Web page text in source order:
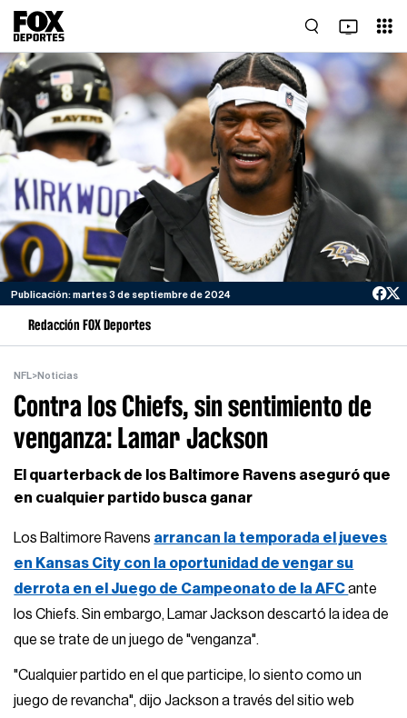
Publicación: martes 3 de septiembre de 2024
Redacción FOX Deportes
NFL>Noticias
Contra los Chiefs, sin sentimiento de
venganza: Lamar Jackson
El quarterback de los Baltimore Ravens aseguró que
en cualquier partido busca ganar
Los Baltimore Ravens arrancan la temporada el jueves
en Kansas City con la oportunidad de vengar su
derrota en el Juego de Campeonato de la AFCante
los Chiefs. Sin embargo, Lamar Jackson descartó la idea de
que se trate de un juego de "venganza".
"Cualquier partido en el que participe, lo siento como un
juego de revancha", dijo Jackson a través del sitio web